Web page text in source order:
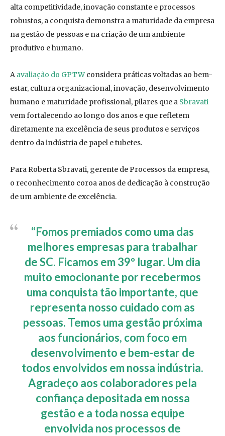
alta competitividade, inovação constante e processos
robustos, a conquista demonstra a maturidade da empresa
na gestão de pessoas e na criação de um ambiente
produtivo e humano.
A avaliação do GPTWconsidera práticas voltadas ao bem-
estar, cultura organizacional, inovação, desenvolvimento
humano e maturidade profissional, pilares que a Sbravati
vem fortalecendo ao longo dos anos e que refletem
diretamente na excelência de seus produtos e serviços
dentro da indústria de papel e tubetes.
Para Roberta Sbravati, gerente de Processos da empresa,
o reconhecimento coroa anos de dedicação à construção
de um ambiente de excelência.
“Fomos premiados como uma das
melhores empresas para trabalhar
de SC. Ficamos em 39º lugar. Um dia
muito emocionante por recebermos
uma conquista tão importante, que
representa nosso cuidado com as
pessoas. Temos uma gestão próxima
aos funcionários, com foco em
desenvolvimento e bem-estar de
todos envolvidos em nossa indústria.
Agradeço aos colaboradores pela
confiança depositada em nossa
gestão e a toda nossa equipe
envolvida nos processos de